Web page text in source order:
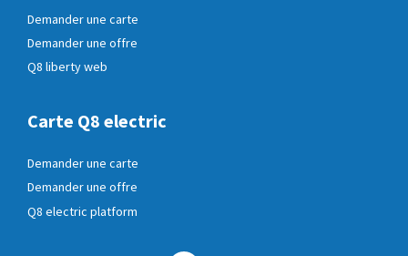
Demander une carte
Demander une offre
Q8 liberty web
Carte Q8 electric
Demander une carte
Demander une offre
Q8 electric platform